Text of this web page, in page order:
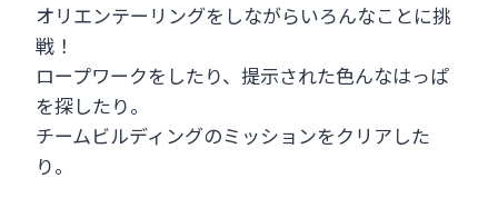
オリエンテーリングをしながらいろんなことに挑
戦！
ロープワークをしたり、提示された色んなはっぱ
を探したり。
チームビルディングのミッションをクリアした
り。